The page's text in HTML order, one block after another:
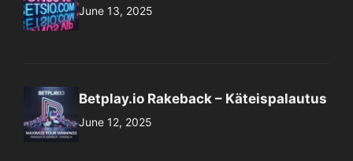
June 13, 2025
Betplay.io Rakeback – Käteispalautus
June 12, 2025